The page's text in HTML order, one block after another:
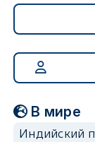
В мире
Индийский